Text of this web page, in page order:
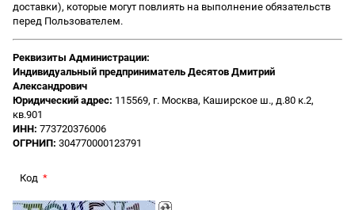
доставки), которые могут повлиять на выполнение обязательств
перед Пользователем.
Реквизиты Администрации:
Индивидуальный предприниматель Десятов Дмитрий
Александрович
Юридический адрес: 115569, г. Москва, Каширское ш., д.80 к.2,
кв.901
ИНН: 773720376006
ОГРНИП: 304770000123791
Код